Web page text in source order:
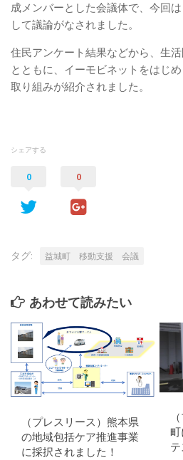
成メンバーとした会議体で、今回
して議論がなされました。
住民アンケート結果などから、生
とともに、イーモビネットをはじ
取り組みが紹介されました。
シェアする
0 0
タグ: 益城町 移動支援 会議
あわせて読みたい
（プレスリース）熊本県
の地域包括ケア推進事業
に採択されました！
町